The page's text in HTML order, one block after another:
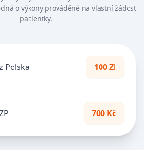
o výkony prováděné na vlastní žádost
pacientky.
Polska 100 Zl
700 Kč